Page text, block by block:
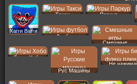
Хагги Вагги
Такси
Паркур
Футбол
Смешные
Бомж Хобо
Рус Машины
Не